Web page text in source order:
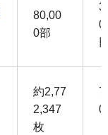
80,00
0部
約2,77
2,347
枚
0